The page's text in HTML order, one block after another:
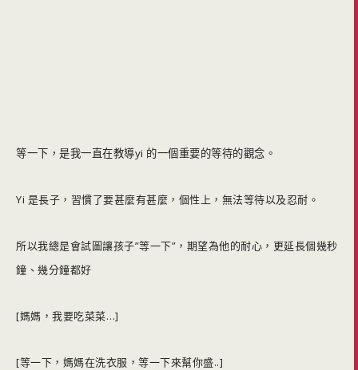
等一下，是我一直在教導yi 的一個重要的等待的觀念。
Yi 是長子，習慣了要甚麼有甚麼，個性上，無法等待以及忍耐。
所以我總是會試圖讓孩子”等一下”，期望為他的耐心，更延長個幾秒
鐘、幾分鐘都好
[媽媽，我要吃菜菜…]
[等一下，媽媽在洗衣服，等一下來幫你盛..]